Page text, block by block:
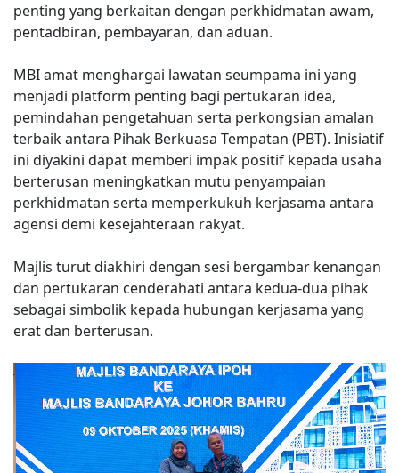
penting yang berkaitan dengan perkhidmatan awam,
pentadbiran, pembayaran, dan aduan.
MBI amat menghargai lawatan seumpama ini yang
menjadi platform penting bagi pertukaran idea,
pemindahan pengetahuan serta perkongsian amalan
terbaik antara Pihak Berkuasa Tempatan (PBT). Inisiatif
ini diyakini dapat memberi impak positif kepada usaha
berterusan meningkatkan mutu penyampaian
perkhidmatan serta memperkukuh kerjasama antara
agensi demi kesejahteraan rakyat.
Majlis turut diakhiri dengan sesi bergambar kenangan
dan pertukaran cenderahati antara kedua-dua pihak
sebagai simbolik kepada hubungan kerjasama yang
erat dan berterusan.